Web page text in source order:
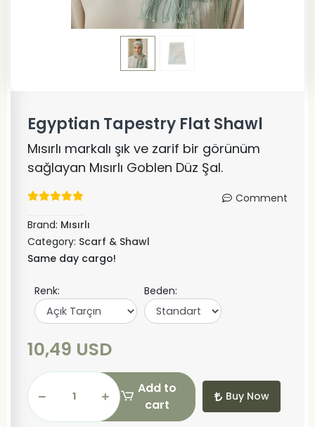
Egyptian Tapestry Flat Shawl
Mısırlı markalı şık ve zarif bir görünüm
sağlayan Mısırlı Goblen Düz Şal.
Comment
Brand: Mısırlı
Category: Scarf & Shawl
Same day cargo!
Renk: Beden:
10,49 USD
Add to
cart
Buy Now